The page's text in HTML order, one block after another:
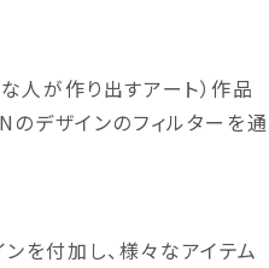
人が作り出すアート）作品
のデザインのフィルターを通
を付加し、様々なアイテム